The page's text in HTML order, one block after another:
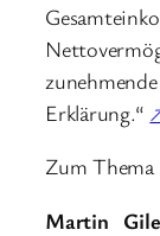
Erklärung.“
Zum Thema
Martin